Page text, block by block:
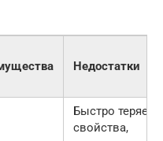
Недостатки
Быстро теряет
свойства,